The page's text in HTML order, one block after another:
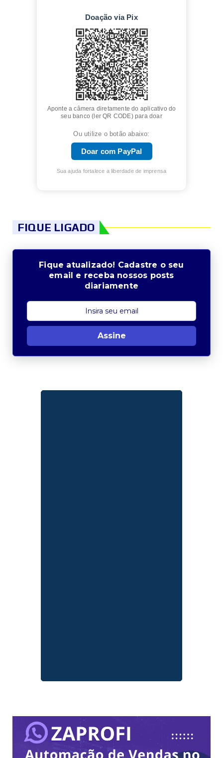
Doação via Pix
Aponte a câmera diretamente do aplicativo do
seu banco (ler QR CODE) para doar
Ou utilize o botão abaixo:
Doar com PayPal
Sua ajuda fortalece a liberdade de imprensa
FIQUE LIGADO
Fique atualizado! Cadastre o seu
email e receba nossos posts
diariamente
Assine